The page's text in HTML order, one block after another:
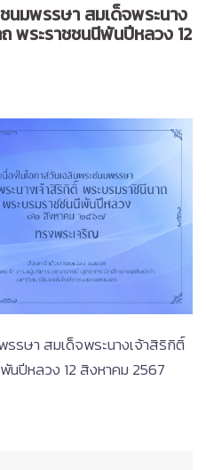
นมพรรษา สมเด็จพระนาง
พระราชชนนีพันปีหลวง 12
รรษา สมเด็จพระนางเจ้าสิริกิติ์
นปีหลวง 12 สิงหาคม 2567